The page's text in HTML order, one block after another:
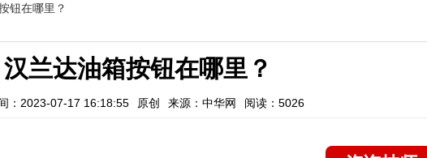
钮在哪里？
汉兰达油箱按钮在哪里？
：2023-07-17 16:18:55 原创 来源：中华网 阅读：5026